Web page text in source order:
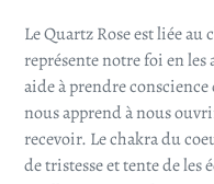
Le Quartz Rose est liée au
représente notre foi en
aide à prendre conscience
nous apprend à nous
recevoir. Le chakra du
de tristesse et tente de